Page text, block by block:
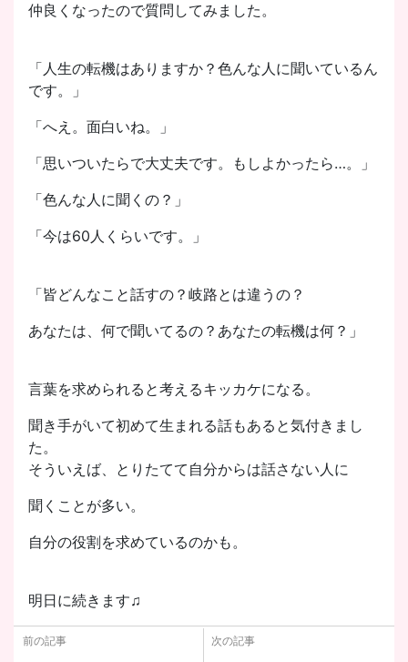
仲良くなったので質問してみました。
「人生の転機はありますか？色んな人に聞いているん
です。」
「へえ。面白いね。」
「思いついたらで大丈夫です。もしよかったら…。」
「色んな人に聞くの？」
「今は60人くらいです。」
「皆どんなこと話すの？岐路とは違うの？
あなたは、何で聞いてるの？あなたの転機は何？」
言葉を求められると考えるキッカケになる。
聞き手がいて初めて生まれる話もあると気付きまし
た。
そういえば、とりたてて自分からは話さない人に
聞くことが多い。
自分の役割を求めているのかも。
明日に続きます♫
前の記事 次の記事